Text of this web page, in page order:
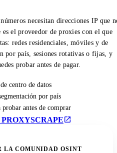
necesitan direcciones IP que
es el proveedor de proxies con el que
redes residenciales, móviles y de
por país, sesiones rotativas o fijas, y
probar antes de pagar.
centro de datos
por país
antes de comprar
LA COMUNIDAD OSINT